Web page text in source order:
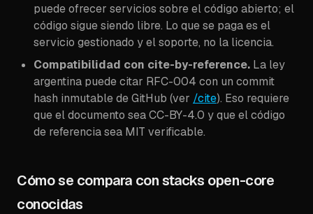
puede ofrecer servicios sobre el código abierto; el
código sigue siendo libre. Lo que se paga es el
servicio gestionado y el soporte, no la licencia.
Compatibilidad con cite-by-reference. La ley
argentina puede citar RFC-004 con un commit
hash inmutable de GitHub (ver /cite). Eso requiere
que el documento sea CC-BY-4.0 y que el código
de referencia sea MIT verificable.
Cómo se compara con stacks open-core
conocidas